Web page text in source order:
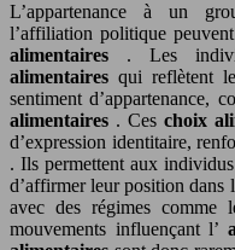
L’appartenance à un
l’affiliation politique
alimentaires . Les
alimentaires qui reflètent
sentiment d’appartenance,
alimentaires . Ces choix
d’expression identitaire,
. Ils permettent aux
d’affirmer leur position dans
avec des régimes comme
mouvements influençant l’